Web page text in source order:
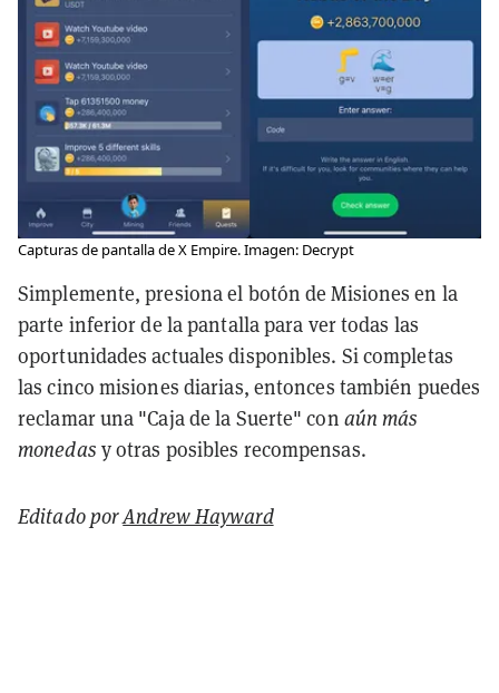
Capturas de pantalla de X Empire. Imagen: Decrypt
Simplemente, presiona el botón de Misiones en la
parte inferior de la pantalla para ver todas las
oportunidades actuales disponibles. Si completas
las cinco misiones diarias, entonces también puedes
reclamar una "Caja de la Suerte" con aún más
monedas y otras posibles recompensas.
Editado porAndrew Hayward